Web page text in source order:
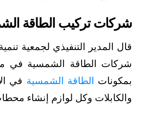
شركات تركيب الطاقة
قال المدير التنفيذي لجمعية
شركات الطاقة الشمسية في
بمكونات
الطاقة الشمسية في
والكابلات وكل لوازم إنشاء